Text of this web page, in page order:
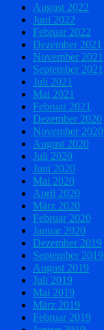
August 2022
Juni 2022
Februar 2022
Dezember 2021
November 2021
September 2021
Juli 2021
Mai 2021
Februar 2021
Dezember 2020
November 2020
August 2020
Juli 2020
Juni 2020
Mai 2020
April 2020
März 2020
Februar 2020
Januar 2020
Dezember 2019
September 2019
August 2019
Juli 2019
Mai 2019
März 2019
Februar 2019